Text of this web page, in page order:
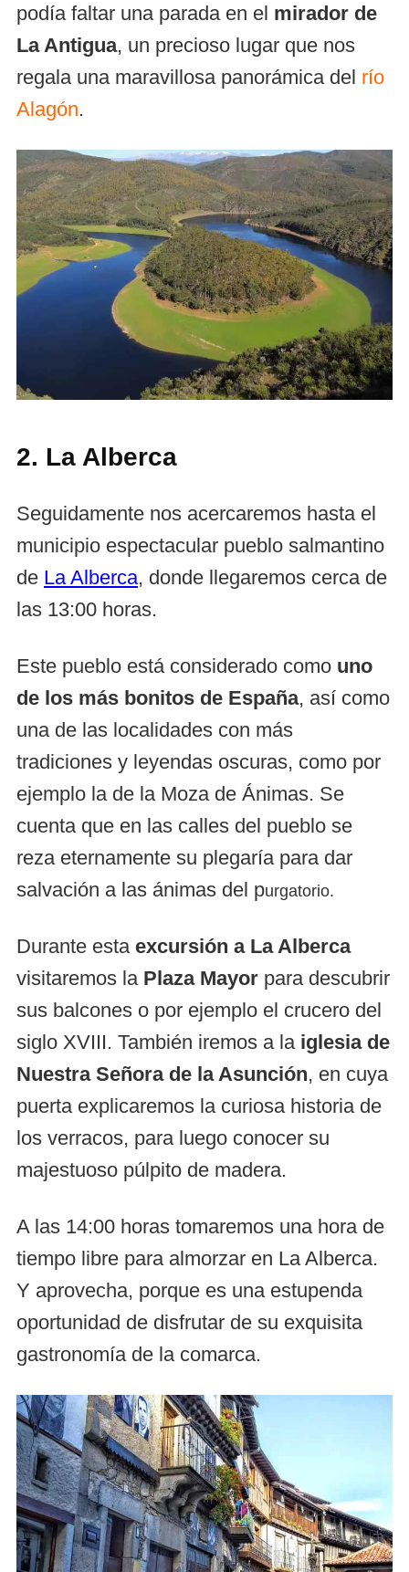
podía faltar una parada en el mirador de
La Antigua, un precioso lugar que nos
regala una maravillosa panorámica del río
Alagón.
2. La Alberca
Seguidamente nos acercaremos hasta el
municipio espectacular pueblo salmantino
de La Alberca, donde llegaremos cerca de
las 13:00 horas.
Este pueblo está considerado como uno
de los más bonitos de España, así como
una de las localidades con más
tradiciones y leyendas oscuras, como por
ejemplo la de la Moza de Ánimas. Se
cuenta que en las calles del pueblo se
reza eternamente su plegaría para dar
salvación a las ánimas del purgatorio.
Durante esta excursión a La Alberca
visitaremos la Plaza Mayor para descubrir
sus balcones o por ejemplo el crucero del
siglo XVIII. También iremos a la iglesia de
Nuestra Señora de la Asunción, en cuya
puerta explicaremos la curiosa historia de
los verracos, para luego conocer su
majestuoso púlpito de madera.
A las 14:00 horas tomaremos una hora de
tiempo libre para almorzar en La Alberca.
Y aprovecha, porque es una estupenda
oportunidad de disfrutar de su exquisita
gastronomía de la comarca.